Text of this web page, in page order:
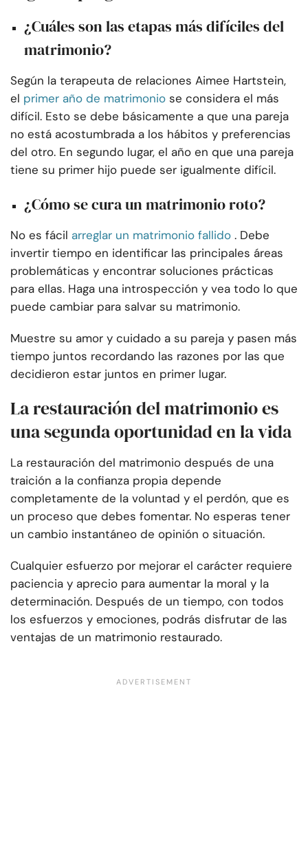
¿Cuáles son las etapas más difíciles del
matrimonio?
Según la terapeuta de relaciones Aimee Hartstein,
el primer año de matrimonio se considera el más
difícil. Esto se debe básicamente a que una pareja
no está acostumbrada a los hábitos y preferencias
del otro. En segundo lugar, el año en que una pareja
tiene su primer hijo puede ser igualmente difícil.
¿Cómo se cura un matrimonio roto?
No es fácil arreglar un matrimonio fallido . Debe
invertir tiempo en identificar las principales áreas
problemáticas y encontrar soluciones prácticas
para ellas. Haga una introspección y vea todo lo que
puede cambiar para salvar su matrimonio.
Muestre su amor y cuidado a su pareja y pasen más
tiempo juntos recordando las razones por las que
decidieron estar juntos en primer lugar.
La restauración del matrimonio es
una segunda oportunidad en la vida
La restauración del matrimonio después de una
traición a la confianza propia depende
completamente de la voluntad y el perdón, que es
un proceso que debes fomentar. No esperas tener
un cambio instantáneo de opinión o situación.
Cualquier esfuerzo por mejorar el carácter requiere
paciencia y aprecio para aumentar la moral y la
determinación. Después de un tiempo, con todos
los esfuerzos y emociones, podrás disfrutar de las
ventajas de un matrimonio restaurado.